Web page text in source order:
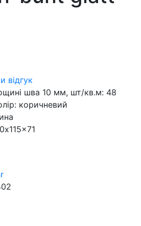
відгук
шва 10 мм, шт/кв.м: 48
коричневий